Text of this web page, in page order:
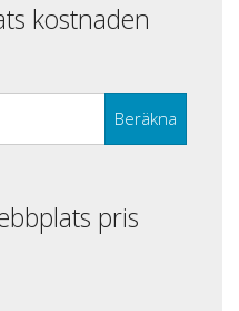
kostnaden
Beräkna
pris